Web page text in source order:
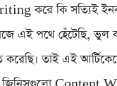
করে কি সত্যিই
এই পথে হেঁটেছি, ভুল
করেছি। তাই এই